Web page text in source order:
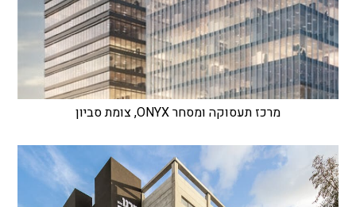
מרכז תעסוקה ומסחר ONYX, צומת סביון